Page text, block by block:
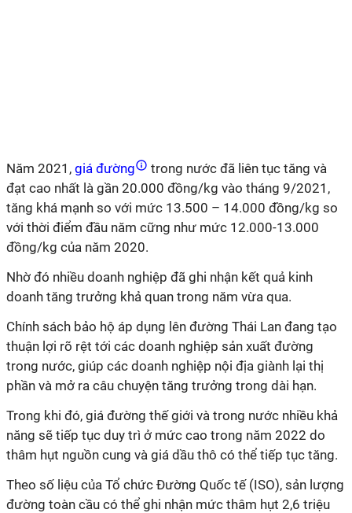
Năm 2021, giá đường
trong nước đã liên tục tăng và
đạt cao nhất là gần 20.000 đồng/kg vào tháng 9/2021,
tăng khá mạnh so với mức 13.500 – 14.000 đồng/kg so
với thời điểm đầu năm cững như mức 12.000-13.000
đồng/kg của năm 2020.
Nhờ đó nhiều doanh nghiệp đã ghi nhận kết quả kinh
doanh tăng trưởng khả quan trong năm vừa qua.
Chính sách bảo hộ áp dụng lên đường Thái Lan đang tạo
thuận lợi rõ rệt tới các doanh nghiệp sản xuất đường
trong nước, giúp các doanh nghiệp nội địa giành lại thị
phần và mở ra câu chuyện tăng trưởng trong dài hạn.
Trong khi đó, giá đường thế giới và trong nước nhiều khả
năng sẽ tiếp tục duy trì ở mức cao trong năm 2022 do
thâm hụt nguồn cung và giá dầu thô có thể tiếp tục tăng.
Theo số liệu của Tổ chức Đường Quốc tế (ISO), sản lượng
đường toàn cầu có thể ghi nhận mức thâm hụt 2,6 triệu